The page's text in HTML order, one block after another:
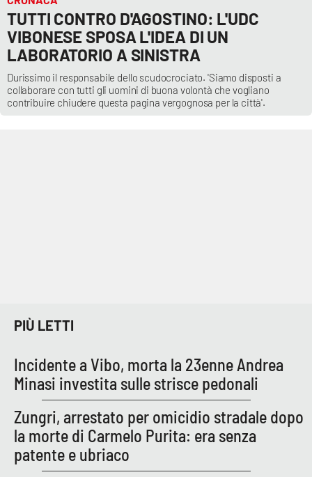
SPECIALI
Buona Sanità Calabria
LA
CALABRIAVISIONE
Lacplay.it
Laconair.it
Lacitymag.it
Lacapitalenews.it
TUTTI CONTRO D'AGOSTINO: L'UDC
VIBONESE SPOSA L'IDEA DI UN
LABORATORIO A SINISTRA
Durissimo il responsabile dello scudocrociato. 'Siamo disposti a
collaborare con tutti gli uomini di buona volontà che vogliano
contribuire chiudere questa pagina vergognosa per la città'.
PIÙ LETTI
Incidente a Vibo, morta la 23enne Andrea
Minasi investita sulle strisce pedonali
Zungri, arrestato per omicidio stradale dopo
la morte di Carmelo Purita: era senza
patente e ubriaco